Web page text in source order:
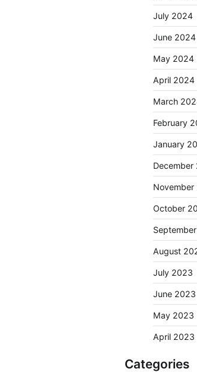
July 2024
June 2024
May 2024
April 2024
March
February
January
December
November
October
August
July 2023
June 2023
May 2023
April 2023
Categories